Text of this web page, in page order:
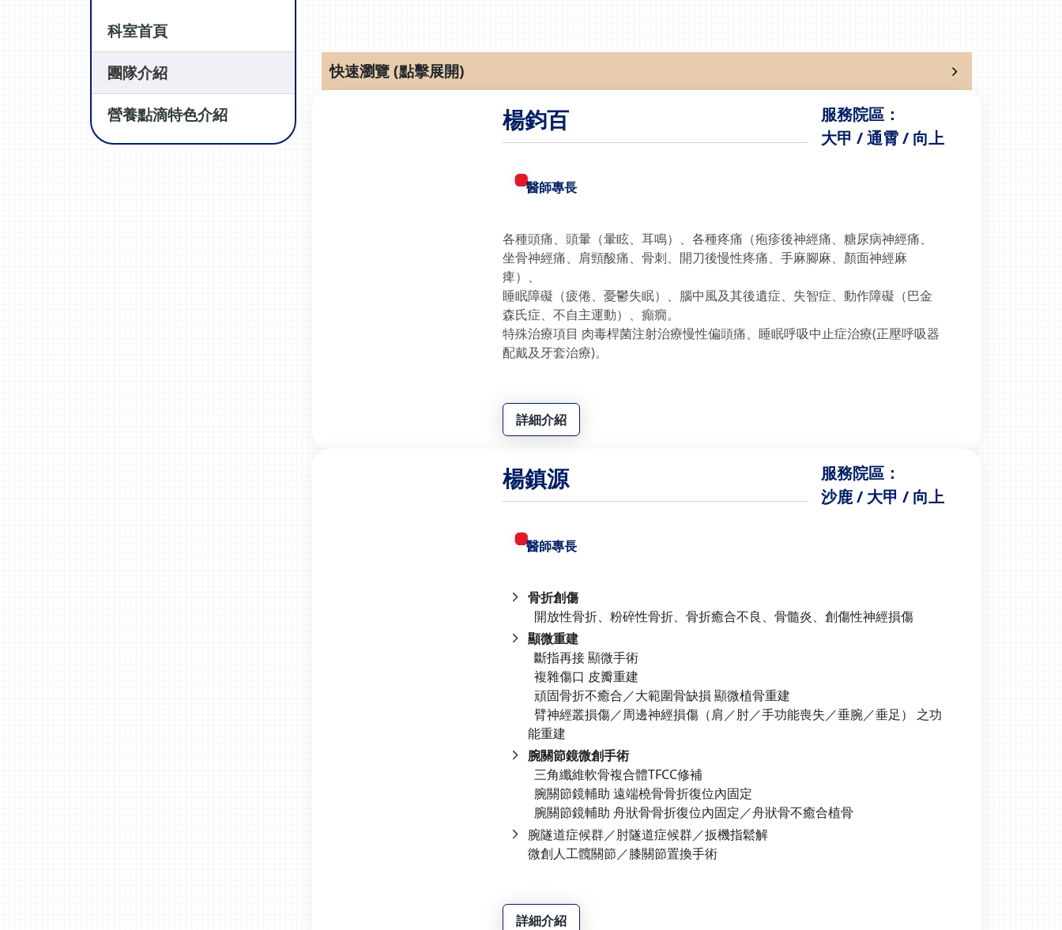
科室首頁
團隊介紹
營養點滴特色介紹
快速瀏覽 (點擊展開)
楊鈞百
服務院區：
大甲 / 通霄 / 向上
醫師專長
各種頭痛、頭暈（暈眩、耳鳴）、各種疼痛（疱疹後神經痛、糖尿病神經痛、
坐骨神經痛、肩頸酸痛、骨刺、開刀後慢性疼痛、手麻腳麻、顏面神經麻
痺）、
睡眠障礙（疲倦、憂鬱失眠）、腦中風及其後遺症、失智症、動作障礙（巴金
森氏症、不自主運動）、癲癇。
特殊治療項目 肉毒桿菌注射治療慢性偏頭痛、睡眠呼吸中止症治療(正壓呼吸器
配戴及牙套治療)。
詳細介紹
楊鎮源
服務院區：
沙鹿 / 大甲 / 向上
醫師專長
骨折創傷
開放性骨折、粉碎性骨折、骨折癒合不良、骨髓炎、創傷性神經損傷
顯微重建
斷指再接 顯微手術
複雜傷口 皮瓣重建
頑固骨折不癒合／大範圍骨缺損 顯微植骨重建
臂神經叢損傷／周邊神經損傷（肩／肘／手功能喪失／垂腕／垂足） 之功
能重建
腕關節鏡微創手術
三角纖維軟骨複合體TFCC修補
腕關節鏡輔助 遠端橈骨骨折復位內固定
腕關節鏡輔助 舟狀骨骨折復位內固定／舟狀骨不癒合植骨
腕隧道症候群／肘隧道症候群／扳機指鬆解
微創人工髖關節／膝關節置換手術
詳細介紹